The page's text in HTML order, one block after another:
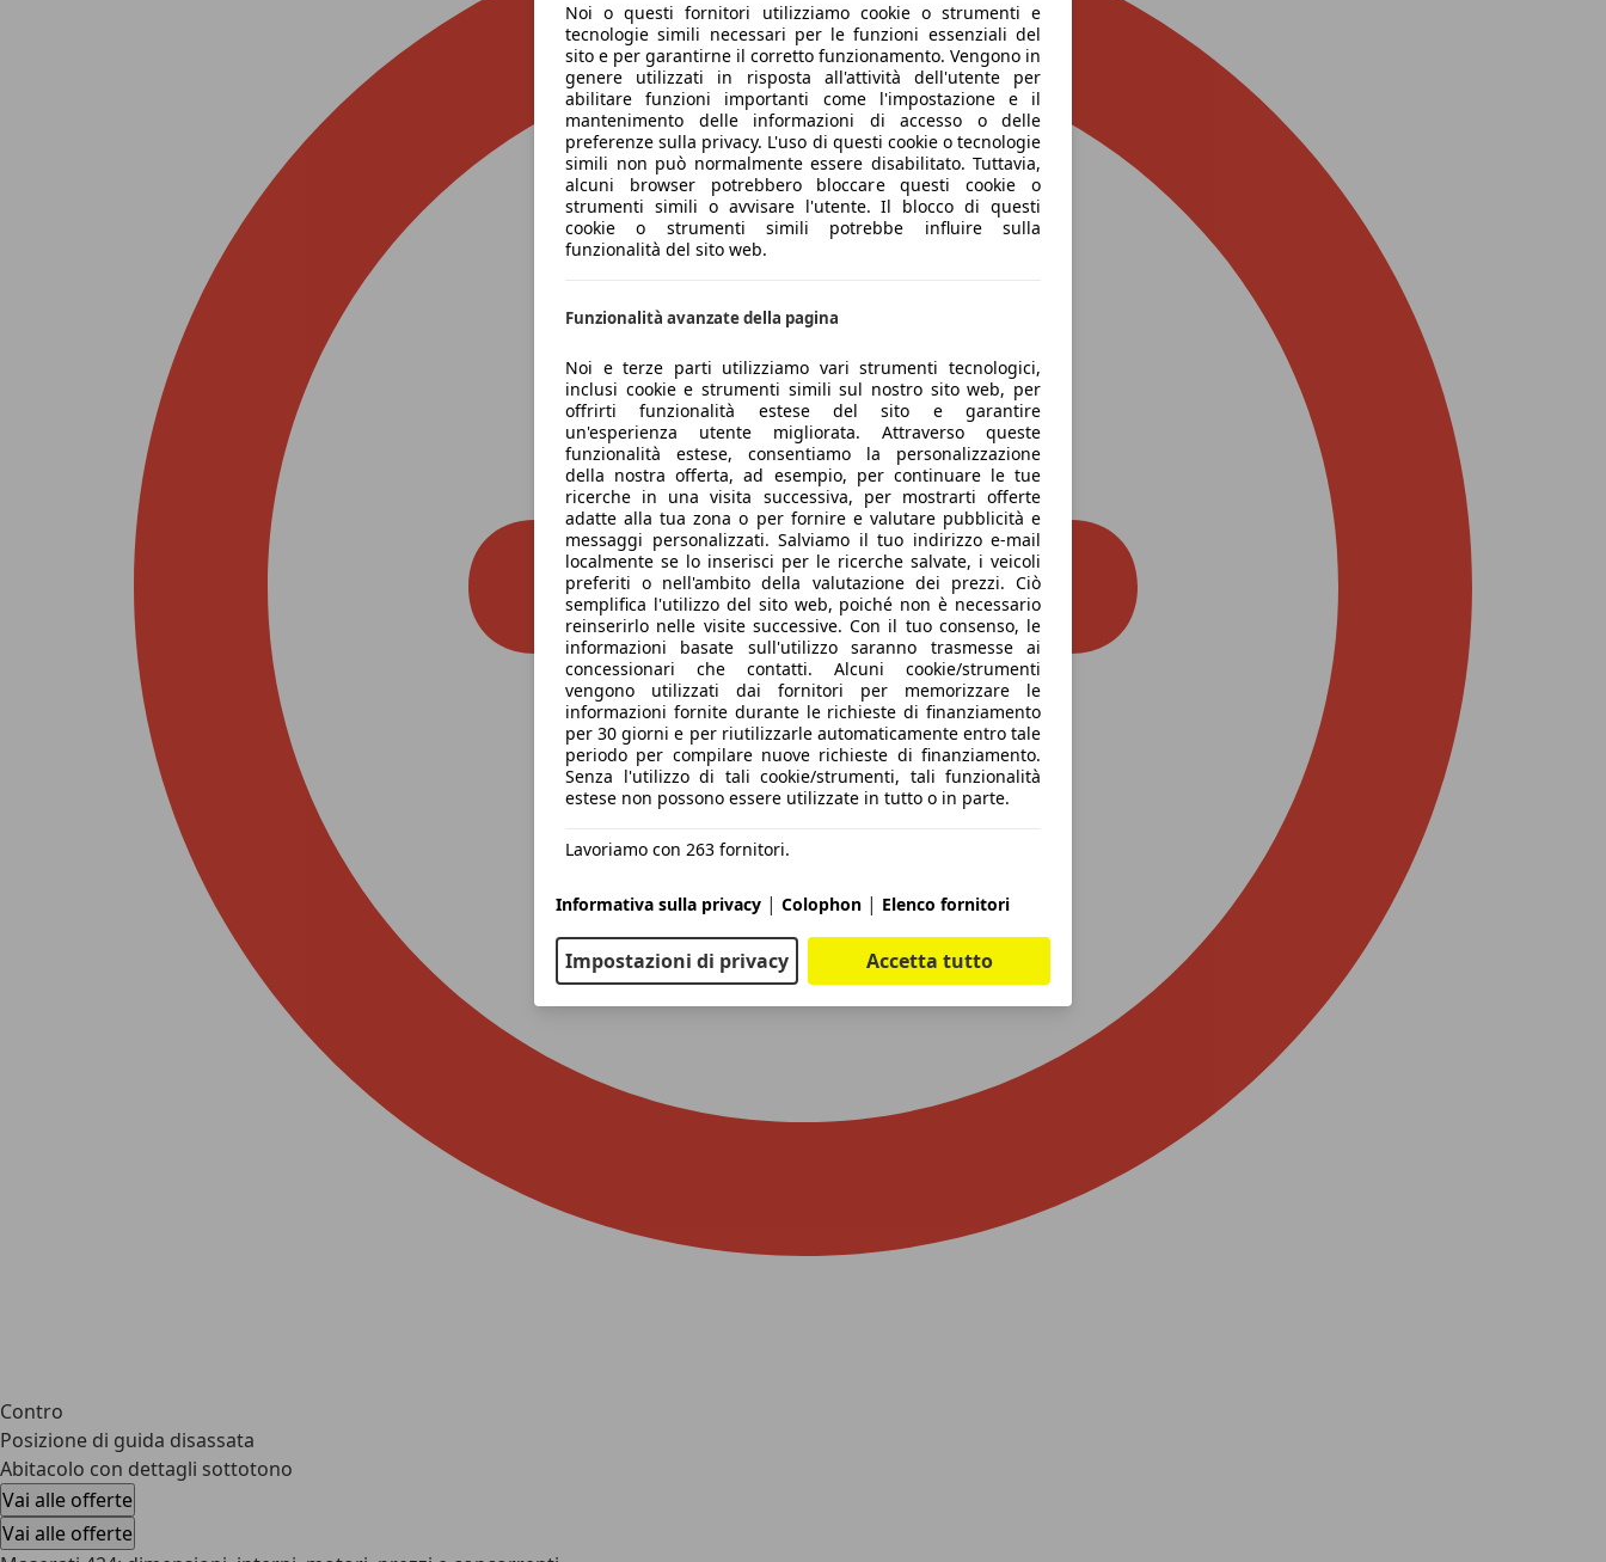
Contro
Posizione di guida disassata
Abitacolo con dettagli sottotono
Vai alle offerte
Vai alle offerte
Noi o questi fornitori utilizziamo cookie o strumenti e
tecnologie simili necessari per le funzioni essenziali del
sito e per garantirne il corretto funzionamento. Vengono in
genere utilizzati in risposta all'attività dell'utente per
abilitare funzioni importanti come l'impostazione e il
mantenimento delle informazioni di accesso o delle
preferenze sulla privacy. L'uso di questi cookie o tecnologie
simili non può normalmente essere disabilitato. Tuttavia,
alcuni browser potrebbero bloccare questi cookie o
strumenti simili o avvisare l'utente. Il blocco di questi
cookie o strumenti simili potrebbe influire sulla
funzionalità del sito web.
Funzionalità avanzate della pagina
Noi e terze parti utilizziamo vari strumenti tecnologici,
inclusi cookie e strumenti simili sul nostro sito web, per
offrirti funzionalità estese del sito e garantire
un'esperienza utente migliorata. Attraverso queste
funzionalità estese, consentiamo la personalizzazione
della nostra offerta, ad esempio, per continuare le tue
ricerche in una visita successiva, per mostrarti offerte
adatte alla tua zona o per fornire e valutare pubblicità e
messaggi personalizzati. Salviamo il tuo indirizzo e-mail
localmente se lo inserisci per le ricerche salvate, i veicoli
preferiti o nell'ambito della valutazione dei prezzi. Ciò
semplifica l'utilizzo del sito web, poiché non è necessario
reinserirlo nelle visite successive. Con il tuo consenso, le
informazioni basate sull'utilizzo saranno trasmesse ai
concessionari che contatti. Alcuni cookie/strumenti
vengono utilizzati dai fornitori per memorizzare le
informazioni fornite durante le richieste di finanziamento
per 30 giorni e per riutilizzarle automaticamente entro tale
periodo per compilare nuove richieste di finanziamento.
Senza l'utilizzo di tali cookie/strumenti, tali funzionalità
estese non possono essere utilizzate in tutto o in parte.
Lavoriamo con 263 fornitori.
Informativa sulla privacy | Colophon | Elenco fornitori
Impostazioni di privacy Accetta tutto